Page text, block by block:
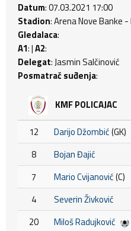
Datum: 07.03.2021 17:00
Stadion: Arena Nove Banke
Gledalaca:
A1: |A2:
Delegat: Jasmin Salčinović
Posmatrač suđenja:
KMF POLICAJAC
12 Darijo Džombić(GK)
8
Bojan Đajić
7
Mario Cvijanović(C)
4
Severin Živković
20
Miloš Radujković